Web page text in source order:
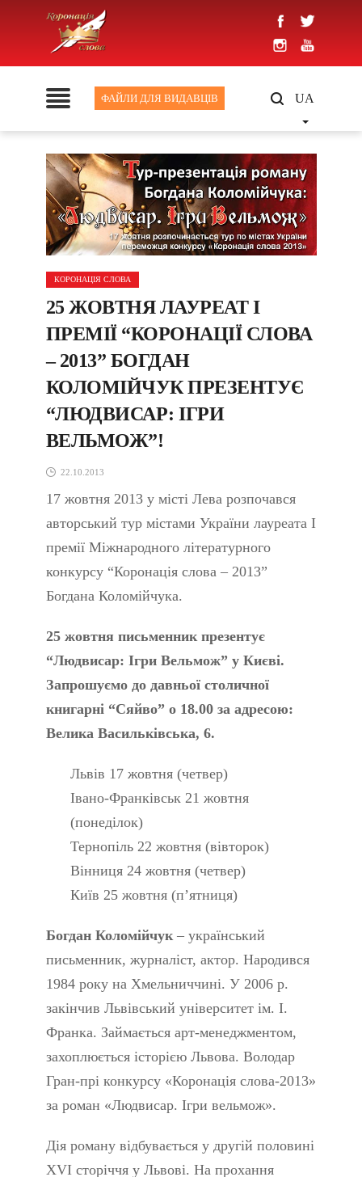
ФАЙЛИ ДЛЯ ВИДАВЦІВ UA
КОРОНАЦІЯ СЛОВА
25 ЖОВТНЯ ЛАУРЕАТ І
ПРЕМІЇ “КОРОНАЦІЇ СЛОВА
– 2013” БОГДАН
КОЛОМІЙЧУК ПРЕЗЕНТУЄ
“ЛЮДВИСАР: ІГРИ
ВЕЛЬМОЖ”!
22.10.2013
17 жовтня 2013 у місті Лева розпочався
авторський тур містами України лауреата І
премії Міжнародного літературного
конкурсу “Коронація слова – 2013”
Богдана Коломійчука.
25 жовтня письменник презентує
“Людвисар: Ігри Вельмож” у Києві.
Запрошуємо до давньої столичної
книгарні “Сяйво” о 18.00 за адресою:
Велика Васильківська, 6.
Львів 17 жовтня (четвер)
Івано-Франківськ 21 жовтня
(понеділок)
Тернопіль 22 жовтня (вівторок)
Вінниця 24 жовтня (четвер)
Київ 25 жовтня (п’ятниця)
Богдан Коломійчук– український
письменник, журналіст, актор. Народився
1984 року на Хмельниччині. У 2006 р.
закінчив Львівський університет ім. І.
Франка. Займається арт-менеджментом,
захоплюється історією Львова. Володар
Гран-прі конкурсу «Коронація слова-2013»
за роман «Людвисар. Ігри вельмож».
Дія роману відбувається у другій половині
XVI сторіччя у Львові. На прохання